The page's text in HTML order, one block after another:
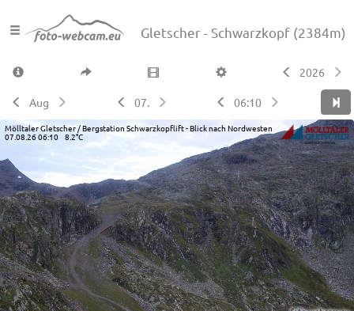
Gletscher - Schwarzkopf (2384m)
2026
Aug 07. 06:10
Mölltaler Gletscher / Bergstation Schwarzkopflift - Blick nach Nordwesten
07.08.26 06:10 8.2°C